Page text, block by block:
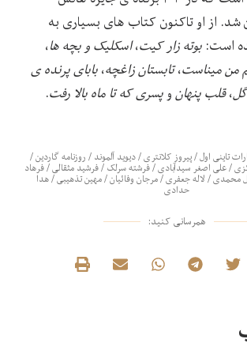
از او تاکنون کتاب های بسیاری به
است: بوته زار کیت،اسکلیک و بچه ها،
من میناست،تابستان زاغچه،بابای پرنده ی
گل،قلب پنهانو پسری که تا ماه بالا رفت.
تاینی اول/پیروز کلانتری/دیوید آلموند/روزنامه گاردین/
/علی اصغر سیدآبادی/فرشته سرلک/فرشید مثقالی/فرهاد
محمدی/لاله جعفری/مرجان وفائیان/مهین تذهیبی/هدا
حدادی
همرسانی کنید: